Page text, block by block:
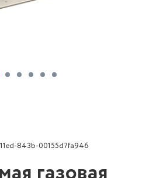
843b-00155d7fa946